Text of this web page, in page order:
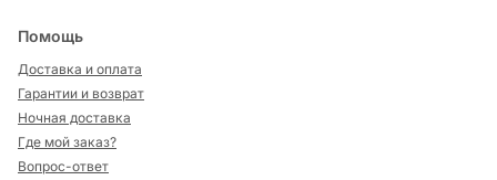
Помощь
Доставка и оплата
Гарантии и возврат
Ночная доставка
Где мой заказ?
Вопрос-ответ